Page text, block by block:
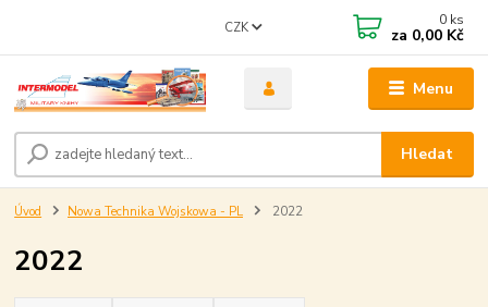
Menu
CZK
Hledat
0 ks
za 0,00 Kč
Úvod Nowa Technika Wojskowa - PL 2022
2022